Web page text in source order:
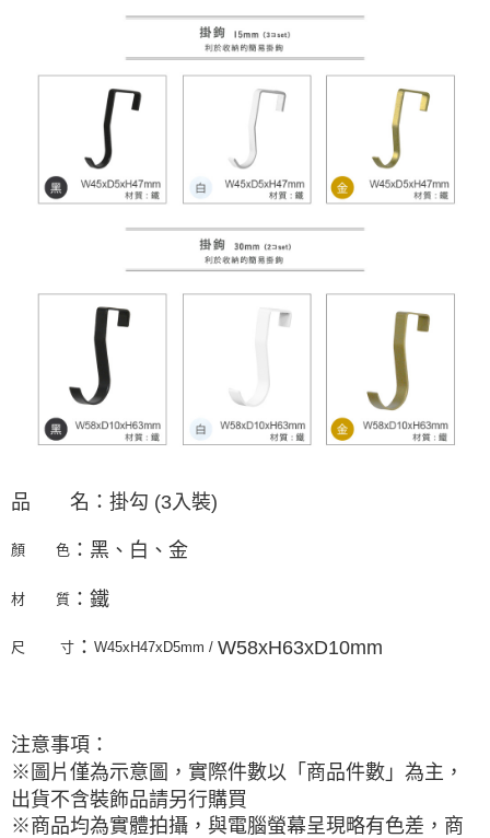
品 名：掛勾 (3入裝)
顏 色 ： 黑、白、金
材 質 ：鐵
尺 寸 ： W45xH47xD5mm / W58xH63xD10mm
注意事項：
※圖片僅為示意圖，實際件數以「商品件數」為主，
出貨不含裝飾品請另行購買
※商品均為實體拍攝，與電腦螢幕呈現略有色差，商